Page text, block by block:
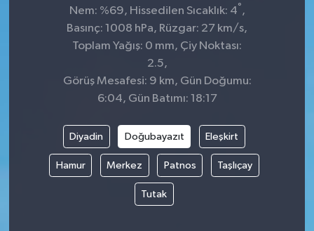
Nem: %69, Hissedilen Sıcaklık: 4° ,
Basınç: 1008 hPa, Rüzgar: 27 km/s,
Toplam Yağış: 0 mm, Çiy Noktası:
2.5,
Görüş Mesafesi: 9 km, Gün Doğumu:
6:04, Gün Batımı: 18:17
Diyadin Doğubayazıt Eleşkirt
Hamur Merkez Patnos Taşlıçay
Tutak